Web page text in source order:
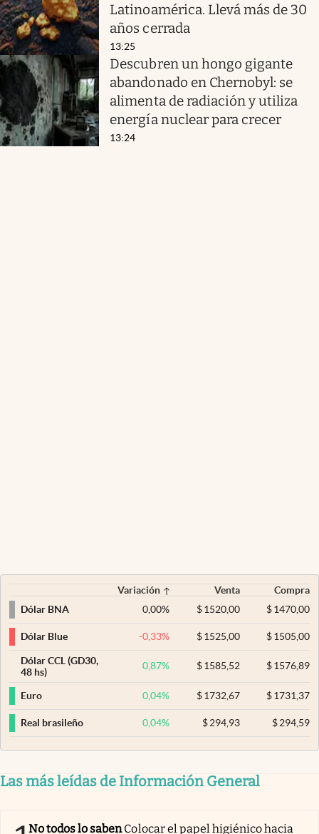
Latinoamérica. Llevá más de 30
años cerrada
13:25
Descubren un hongo gigante
abandonado en Chernobyl: se
alimenta de radiación y utiliza
energía nuclear para crecer
13:24
Variación Venta
Compra
Dólar BNA
0,00% $ 1520,00 $1470,00
Dólar Blue -0,33% $ 1525,00 $1505,00
Dólar CCL (GD30,
48 hs)
0,87% $ 1585,52 $1576,89
Euro 0,04% $ 1732,67 $1731,37
Real brasileño 0,04% $ 294,93 $294,59
Las más leídas de Información General
No todos lo sabenColocar el papel higiénico hacia